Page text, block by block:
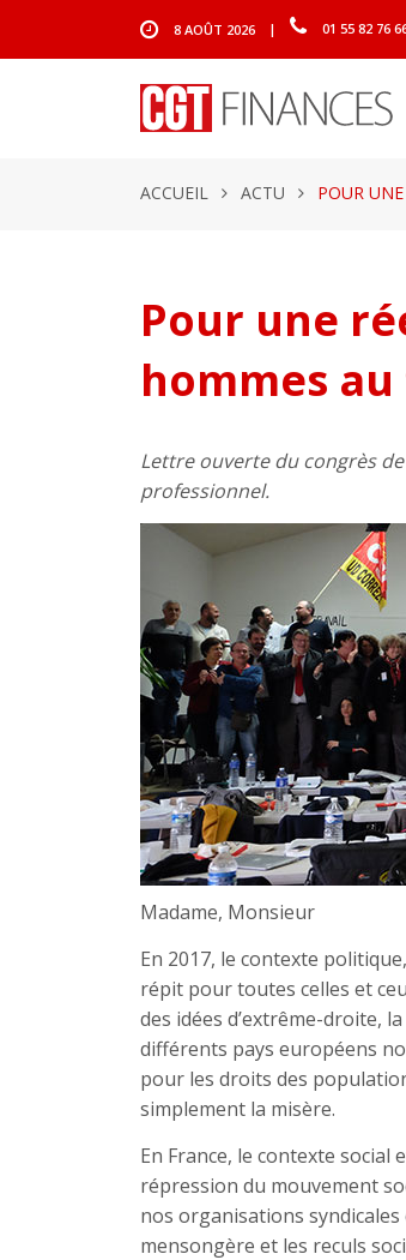
8 AOÛT 2026 | 01 55 82 76
ACCUEIL ACTU POUR
Pour une
hommes
Lettre ouverte du congrès
professionnel.
Madame, Monsieur
En 2017, le contexte
répit pour toutes celles et
des idées d’extrême-droite,
différents pays européens
pour les droits des
simplement la misère.
En France, le contexte social
répression du mouvement
nos organisations
mensongère et les reculs